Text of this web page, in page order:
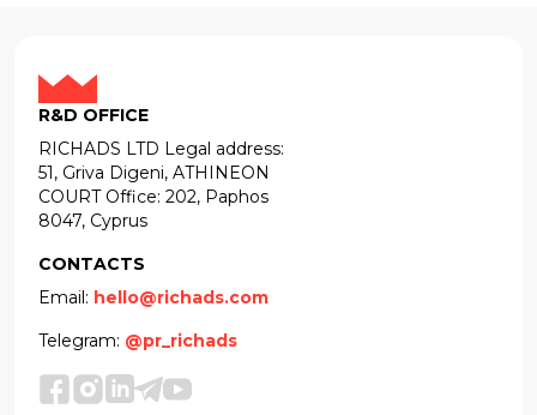
R&D OFFICE
RICHADS LTD Legal address:
51, Griva Digeni, ATHINEON
COURT Office: 202, Paphos
8047, Cyprus
CONTACTS
Email: hello@richads.com
Telegram: @pr_richads